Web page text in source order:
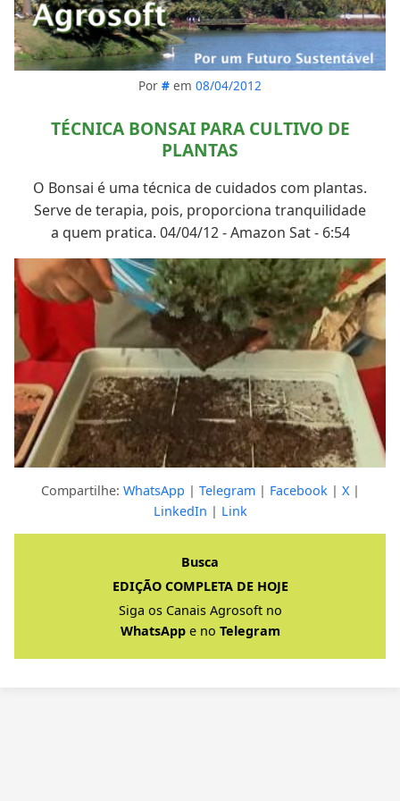
Por # em 08/04/2012
TÉCNICA BONSAI PARA CULTIVO DE
PLANTAS
O Bonsai é uma técnica de cuidados com plantas.
Serve de terapia, pois, proporciona tranquilidade
a quem pratica. 04/04/12 - Amazon Sat - 6:54
Clique para ver a resposta completa
Compartilhe: WhatsApp | Telegram| Facebook | X|
LinkedIn | Link
Busca
EDIÇÃO COMPLETA DE HOJE
Siga os Canais Agrosoft no
WhatsAppe no Telegram